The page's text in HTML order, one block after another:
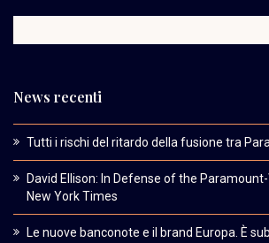
News recenti
Tutti i rischi del ritardo della fusione tra
David Ellison: In Defense of the
New York Times
Le nuove banconote e il brand Europa. È